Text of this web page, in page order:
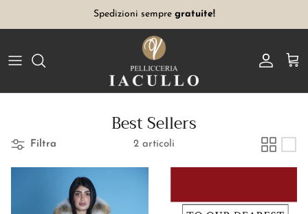
Spedizioni sempre gratuite!
Pellicce
Vintage
Best Sellers
Filtra 2 articoli